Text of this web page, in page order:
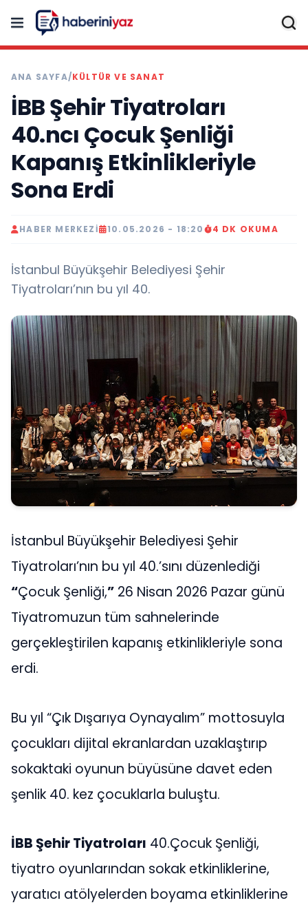
ANA SAYFA/KÜLTÜR VE SANAT
İBB Şehir Tiyatroları
40.ncı Çocuk Şenliği
Kapanış Etkinlikleriyle
Sona Erdi
HABER MERKEZI 10.05.2026 - 18:20 4 DK OKUMA
İstanbul Büyükşehir Belediyesi Şehir
Tiyatroları’nın bu yıl 40.
İstanbul Büyükşehir Belediyesi Şehir
Tiyatroları’nın bu yıl 40.’sını düzenlediği
“Çocuk Şenliği,” 26 Nisan 2026 Pazar günü
Tiyatromuzun tüm sahnelerinde
gerçekleştirilen kapanış etkinlikleriyle sona
erdi.
Bu yıl “Çık Dışarıya Oynayalım” mottosuyla
çocukları dijital ekranlardan uzaklaştırıp
sokaktaki oyunun büyüsüne davet eden
şenlik 40. kez çocuklarla buluştu.
İBB Şehir Tiyatroları 40.Çocuk Şenliği,
tiyatro oyunlarından sokak etkinliklerine,
yaratıcı atölyelerden boyama etkinliklerine